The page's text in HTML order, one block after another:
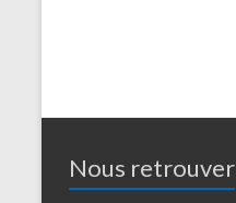
Nous retrouver